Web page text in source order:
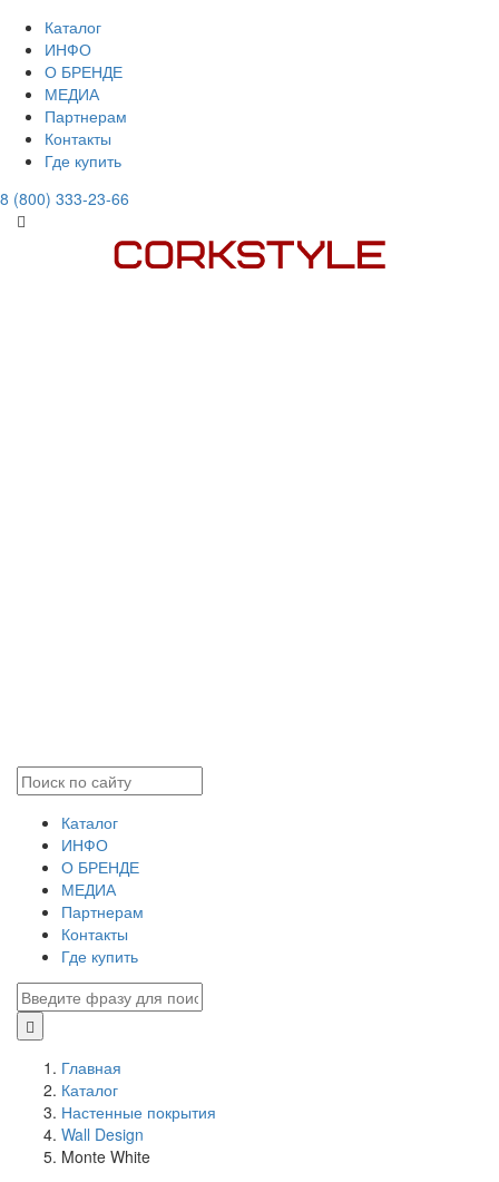
Каталог
ИНФО
О БРЕНДЕ
МЕДИА
Партнерам
Контакты
Где купить
8 (800) 333-23-66
Каталог
ИНФО
О БРЕНДЕ
МЕДИА
Партнерам
Контакты
Где купить
Главная
Каталог
Настенные покрытия
Wall Design
Monte White